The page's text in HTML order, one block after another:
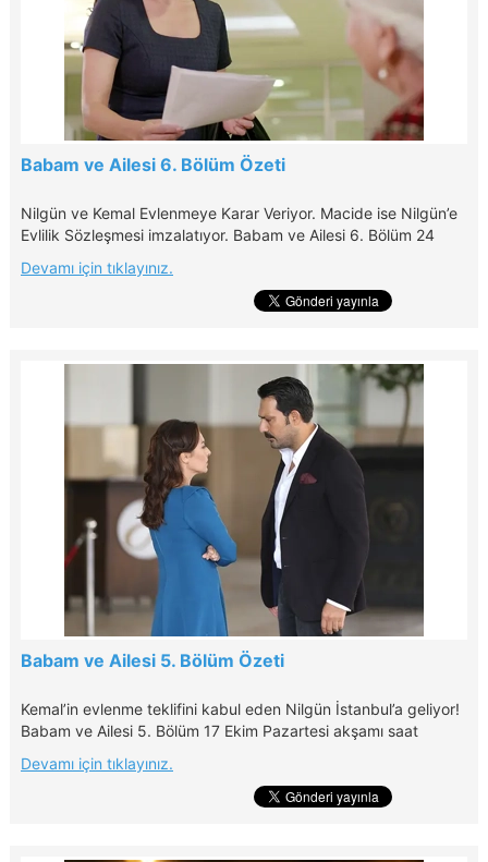
Babam ve Ailesi 6. Bölüm Özeti
Nilgün ve Kemal Evlenmeye Karar Veriyor. Macide ise Nilgün’e
Evlilik Sözleşmesi imzalatıyor. Babam ve Ailesi 6. Bölüm 24
Devamı için tıklayınız.
Babam ve Ailesi 5. Bölüm Özeti
Kemal’in evlenme teklifini kabul eden Nilgün İstanbul’a geliyor!
Babam ve Ailesi 5. Bölüm 17 Ekim Pazartesi akşamı saat
Devamı için tıklayınız.